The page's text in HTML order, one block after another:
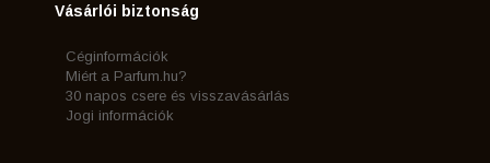
Vásárlói biztonság
Céginformációk
Miért a Parfum.hu?
30 napos csere és visszavásárlás
Jogi információk